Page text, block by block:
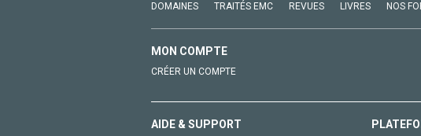
DOMAINES TRAITÉS EMC REVUES LIVRES NOS
MON COMPTE
CRÉER UN COMPTE
AIDE & SUPPORT